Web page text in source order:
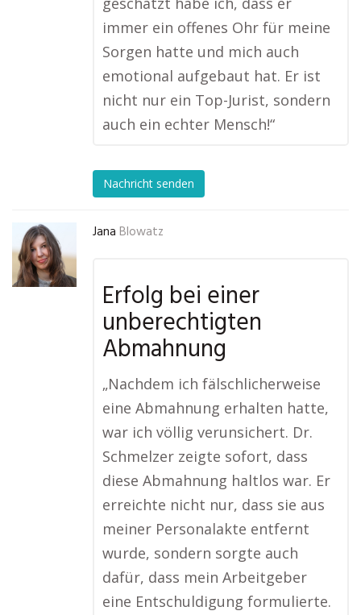
immer ein offenes Ohr für meine
Sorgen hatte und mich auch
emotional aufgebaut hat. Er ist
nicht nur ein Top-Jurist, sondern
auch ein echter Mensch!“
Nachricht senden
Jana Blowatz
Erfolg bei einer
unberechtigten
Abmahnung
„Nachdem ich fälschlicherweise
eine Abmahnung erhalten hatte,
war ich völlig verunsichert. Dr.
Schmelzer zeigte sofort, dass
diese Abmahnung haltlos war. Er
erreichte nicht nur, dass sie aus
meiner Personalakte entfernt
wurde, sondern sorgte auch
dafür, dass mein Arbeitgeber
eine Entschuldigung formulierte.